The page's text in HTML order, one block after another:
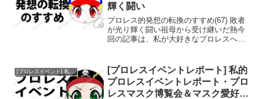
輝く闘い
プロレス的発想の転換のすすめ(67) 敗者
が光り輝く闘い祖母から受け継いだ熱今
回の記事は、私が大好きなプロレスへの
ガ、イラストなど、自分一人で見つけて
始めたものがほとんど...
[プロレスイベント] 私的プロレスイベントレポート
[プロレスイベントレポート] 私的
プロレスイベントレポート・プロ
レスマスク博覧会＆マスク愛好会